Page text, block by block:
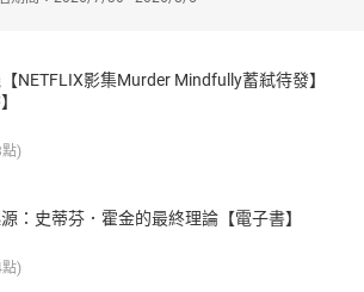
NETFLIX影集Murder Mindfully蓄弒待發】
點)
：史蒂芬．霍金的最終理論【電子書】
點)